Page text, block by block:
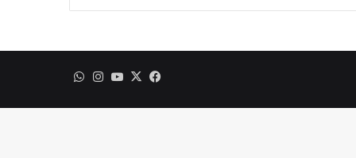
Facebook
YouTube
Instagram